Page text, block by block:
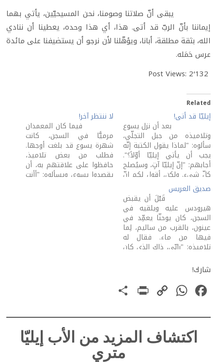
يبقى أنّ صلاتنا وصومنا، نحن المسيحيّين، يأتي بهما
إيماننا بأنّ الربّ قد أتى. هذا، أي هذا وحده، يعطينا أن ننادي
الله، بثقة مطلقة، أبانا، ويؤهّلنا لأن نرجو أن يستضيفنا على مائدة
عرس حَمَله.
Post Views: 2٬132
Related
إيليّا قد أتى!
بعد أن نزل يسوع
وتلاميذه من جبل التجلّي،
سألوه: "لماذا يقول الكتبة إنّه
يجب أن يأتي إيليّا أوّلاً؟".
أجابهم: "إنّ إيليّا آتٍ، وسيُصلح
كلّ شيء. ولكن، أقول لكم إنّ
إيليّا قد أتى، فلم يعرفوه، بل
صنعوا به كلّ ما أرادوا"...
ففهم التلاميذ أنّه كلّمهم
على يوحنّا المعمدان (متّى
17:…
لا ننتظر آخر!
فيما كان المعمدان
مرميًّا في السجن، كانت
شهرة يسوع قد بلغت أوجها.
فطلب من بعض تلاميذ،
حافظوا على علاقتهم به، أن
يقصدوا يسوع، ويسألوه: "أأنت
صديق العريس
قَبْلَ أن يقبض
هيرودس عليه ويلقيه في
السجن، كان يوحنّا يعمِّد في
عينون، بالقرب من ساليم، لِما
فيها من ماء. فقال له
تلاميذه: "رابّي، ذاك الذي كان
عمَّدته أنت)، ذاك الذي شهدت
له، ها إنّه يعمِّد، فيذهب إليه
جميع الناس".…
شارك!
Facebook
WhatsApp
Copy
Link
PrintFriendly
اكتشاف المزيد من الأب إيليّا
متري